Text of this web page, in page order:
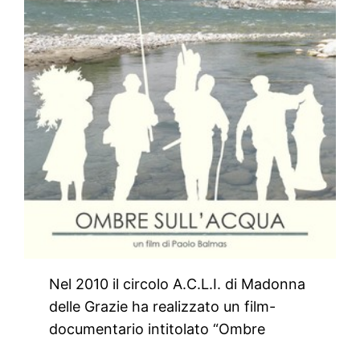
Nel 2010 il circolo A.C.L.I. di Madonna
delle Grazie ha realizzato un film-
documentario intitolato “Ombre